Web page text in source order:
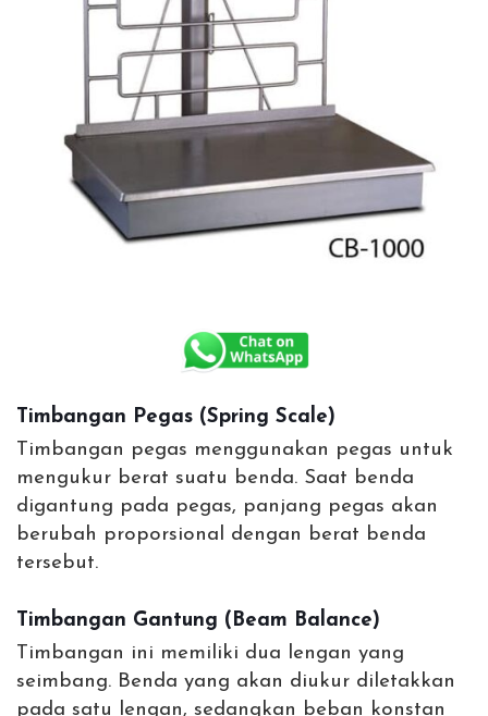
Timbangan Pegas (Spring Scale)
Timbangan pegas menggunakan pegas untuk
mengukur berat suatu benda. Saat benda
digantung pada pegas, panjang pegas akan
berubah proporsional dengan berat benda
tersebut.
Timbangan Gantung (Beam Balance)
Timbangan ini memiliki dua lengan yang
seimbang. Benda yang akan diukur diletakkan
pada satu lengan, sedangkan beban konstan